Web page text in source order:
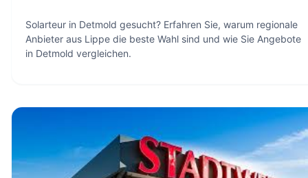
Solarteur in Detmold gesucht? Erfahren Sie, warum regionale
Anbieter aus Lippe die beste Wahl sind und wie Sie Angebote
in Detmold vergleichen.